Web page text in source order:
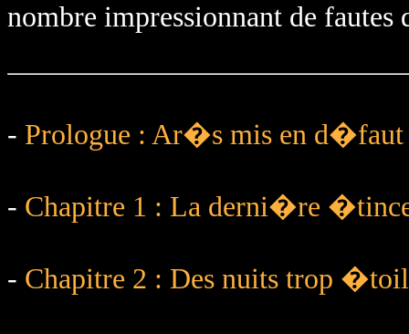
nombre impressionnant de fautes
- Prologue : Ar�s mis en d�faut
- Chapitre 1 : La derni�re
- Chapitre 2 : Des nuits trop